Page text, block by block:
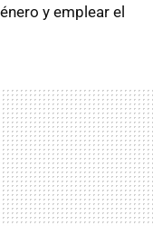
y emplear el